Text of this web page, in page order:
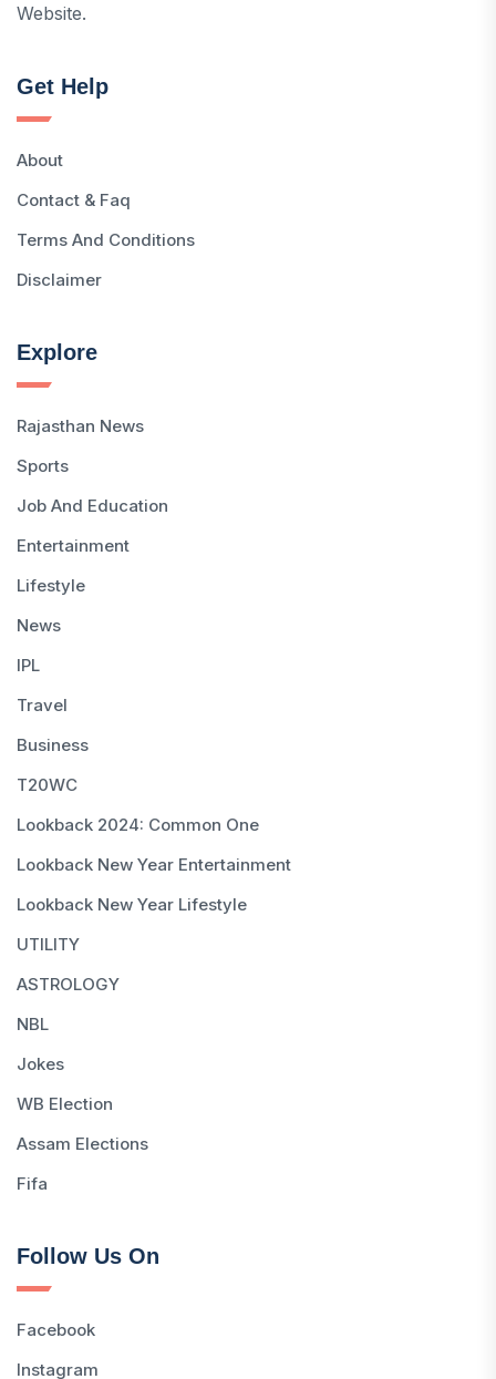
Website.
Get Help
About
Contact & Faq
Terms And Conditions
Disclaimer
Explore
Rajasthan News
Sports
Job And Education
Entertainment
Lifestyle
News
IPL
Travel
Business
T20WC
Lookback 2024: Common One
Lookback New Year Entertainment
Lookback New Year Lifestyle
UTILITY
ASTROLOGY
NBL
Jokes
WB Election
Assam Elections
Fifa
Follow Us On
Facebook
Instagram